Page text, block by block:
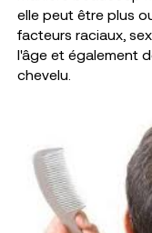
elle peut être plus
facteurs raciaux,
l'âge et également
chevelu.